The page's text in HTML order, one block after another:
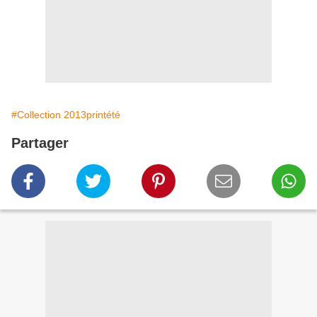
#Collection 2013printété
Partager